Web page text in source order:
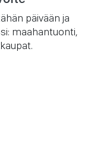
päivään ja
maahantuonti,